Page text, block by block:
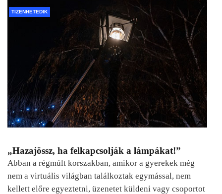
TIZENHETEDIK
„Hazajössz, ha felkapcsolják a lámpákat!”
Abban a régmúlt korszakban, amikor a gyerekek még
nem a virtuális világban találkoztak egymással, nem
kellett előre egyeztetni, üzenetet küldeni vagy csoportot